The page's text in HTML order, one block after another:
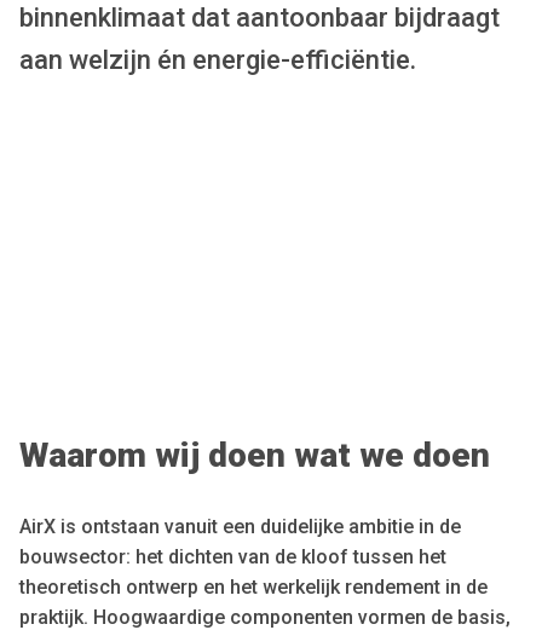
binnenklimaat dat aantoonbaar bijdraagt
aan welzijn én energie-efficiëntie.
Waarom wij doen wat we doen
AirX is ontstaan vanuit een duidelijke ambitie in de
bouwsector: het dichten van de kloof tussen het
theoretisch ontwerp en het werkelijk rendement in de
praktijk. Hoogwaardige componenten vormen de basis,